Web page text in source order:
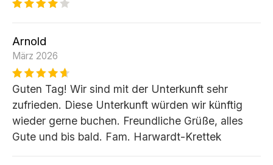
Arnold
März 2026
Guten Tag! Wir sind mit der Unterkunft sehr
zufrieden. Diese Unterkunft würden wir künftig
wieder gerne buchen. Freundliche Grüße, alles
Gute und bis bald. Fam. Harwardt-Krettek